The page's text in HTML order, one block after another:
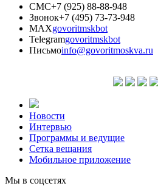
СМС+7 (925) 88-88-948
Звонок+7 (495) 73-73-948
MAXgovoritmskbot
Telegramgovoritmskbot
Письмоinfo@govoritmoskva.ru
Новости
Интервью
Программы и ведущие
Сетка вещания
Мобильное приложение
Мы в соцсетях